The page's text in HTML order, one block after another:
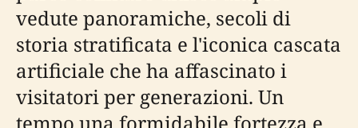
vedute panoramiche, secoli di
storia stratificata e l'iconica cascata
artificiale che ha affascinato i
visitatori per generazioni. Un